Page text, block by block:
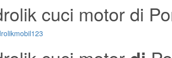
cuci motor di